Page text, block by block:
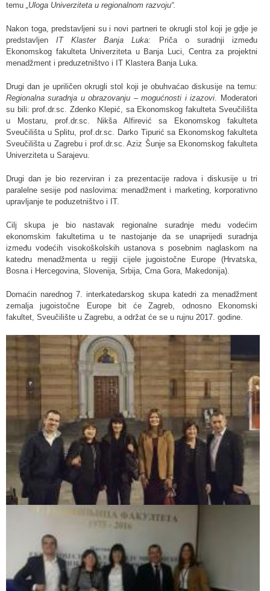
temu „Uloga Univerziteta u regionalnom razvoju“.
Nakon toga, predstavljeni su i novi partneri te okrugli stol koji je gdje je
predstavljenIT Klaster Banja Luka: Priča o suradnji između
Ekonomskog fakulteta Univerziteta u Banja Luci, Centra za projektni
menadžment i preduzetništvo i IT Klastera Banja Luka.
Drugi dan je upriličen okrugli stol koji je obuhvaćao diskusije na temu:
Regionalna suradnja u obrazovanju – mogućnosti i izazovi. Moderatori
su bili: prof.dr.sc. Zdenko Klepić, sa Ekonomskog fakulteta Sveučilišta
u Mostaru, prof.dr.sc. Nikša Alfirević sa Ekonomskog fakulteta
Sveučilišta u Splitu, prof.dr.sc. Darko Tipurić sa Ekonomskog fakulteta
Sveučilišta u Zagrebu i prof.dr.sc. Aziz Šunje sa Ekonomskog fakulteta
Univerziteta u Sarajevu.
Drugi dan je bio rezerviran i za prezentacije radova i diskusije u tri
paralelne sesije pod naslovima: menadžment i marketing, korporativno
upravljanje te poduzetništvo i IT.
Cilj skupa je bio nastavak regionalne suradnje među vodećim
ekonomskim fakultetima u te nastojanje da se unaprijedi suradnja
između vodećih visokoškolskih ustanova s posebnim naglaskom na
katedru menadžmenta u regiji cijele jugoistočne Europe (Hrvatska,
Bosna i Hercegovina, Slovenija, Srbija, Crna Gora, Makedonija).
Domaćin narednog 7. interkatedarskog skupa katedri za menadžment
zemalja jugoistočne Europe bit će Zagreb, odnosno Ekonomski
fakultet, Sveučilište u Zagrebu, a održat će se u rujnu 2017. godine.